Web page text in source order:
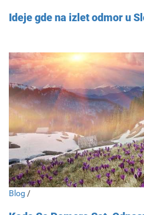
Ideje gde na izlet odmor u
Blog /